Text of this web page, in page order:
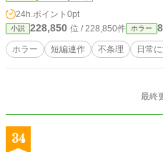
24h.ポイント 0pt
小説 228,850 位 / 228,850件 ホラー
ホラー 短編連作 不条理 日常
最終
34